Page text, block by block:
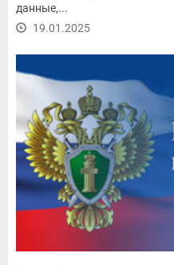
данные,...
19.01.2025